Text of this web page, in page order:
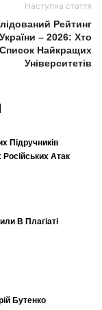
Наступна стаття
Рейтинг
– 2026: Хто
Найкращих
Університетів
Підручників
Атак
В Плагіаті
Бутенко